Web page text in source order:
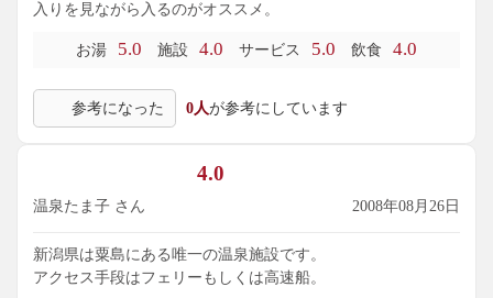
入りを見ながら入るのがオススメ。
お湯 5.0 施設 4.0 サービス 5.0 飲食 4.0
参考になった 0人が参考にしています
4.0
温泉たま子 さん 2008年08月26日
新潟県は粟島にある唯一の温泉施設です。
アクセス手段はフェリーもしくは高速船。